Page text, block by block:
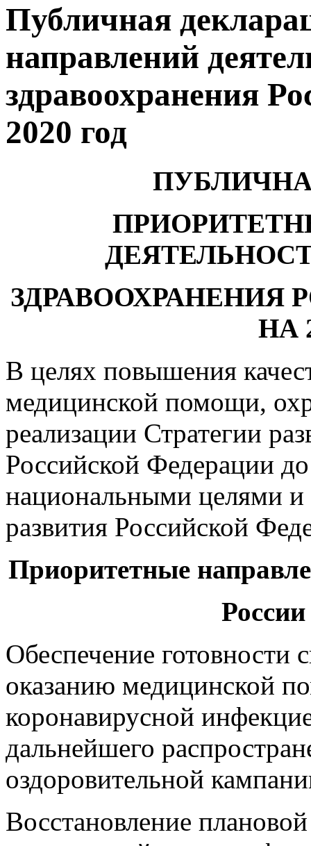
Публичная
направлений
здравоохранения
2020 год
ЗДРАВООХРАНЕНИЯ
НА
В целях повышения
медицинской помощи,
реализации Стратегии
Российской Федерации
национальными целями и
развития Российской
Приоритетные
Обеспечение готовности
оказанию медицинской
коронавирусной
дальнейшего
оздоровительной
Восстановление